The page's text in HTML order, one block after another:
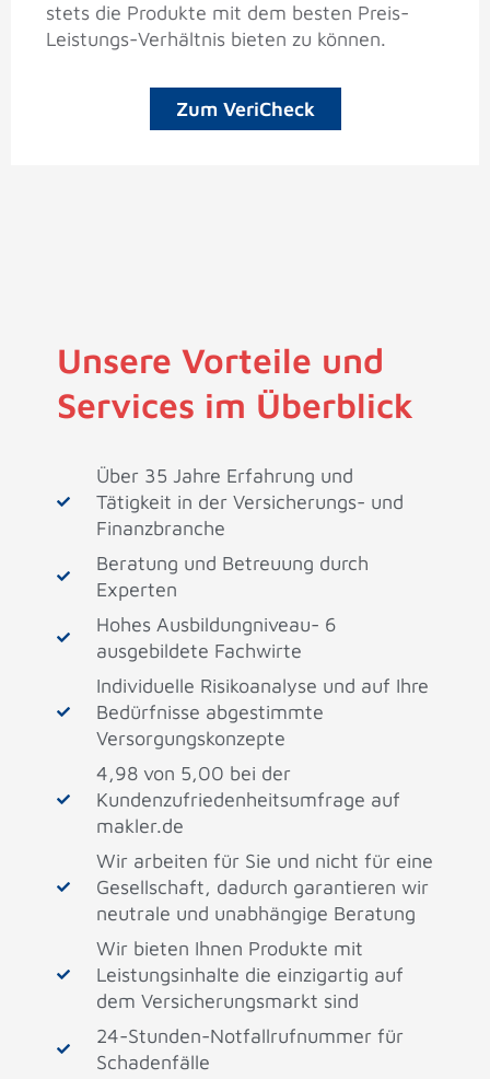
stets die Produkte mit dem besten Preis-
Leistungs-Verhältnis bieten zu können.
Zum VeriCheck
Unsere Vorteile und
Services im Überblick
Über 35 Jahre Erfahrung und
Tätigkeit in der Versicherungs- und
Finanzbranche
Beratung und Betreuung durch
Experten
Hohes Ausbildungniveau- 6
ausgebildete Fachwirte
Individuelle Risikoanalyse und auf Ihre
Bedürfnisse abgestimmte
Versorgungskonzepte
4,98 von 5,00 bei der
Kundenzufriedenheitsumfrage auf
makler.de
Wir arbeiten für Sie und nicht für eine
Gesellschaft, dadurch garantieren wir
neutrale und unabhängige Beratung
Wir bieten Ihnen Produkte mit
Leistungsinhalte die einzigartig auf
dem Versicherungsmarkt sind
24-Stunden-Notfallrufnummer für
Schadenfälle